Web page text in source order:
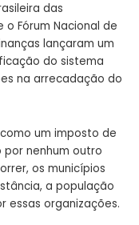
das
o Fórum Nacional de
lançaram um
do sistema
na arrecadação do
um imposto de
nenhum outro
os municípios
a população
essas organizações.